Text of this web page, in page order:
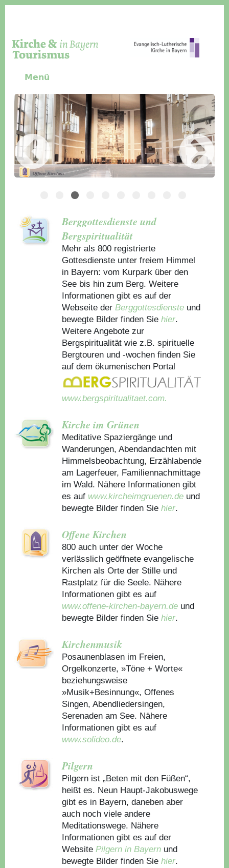
Menü
Slider Icon
Bild
Häuser für Gruppen
Berggottesdienste und
Bergspiritualität
Mehr als 800 registrierte
Gottesdienste unter freiem Himmel
in Bayern: vom Kurpark über den
See bis hin zum Berg. Weitere
Informationen gibt es auf der
Webseite derBerggottesdienste und
bewegte Bilder finden Sie hier.
Weitere Angebote zur
Bergspiritualität wie z.B. spirituelle
Bergtouren und -wochen finden Sie
auf dem ökumenischen Portal
www.bergspiritualitaet.com.
Kirche im Grünen
Meditative Spaziergänge und
Wanderungen, Abendandachten mit
Himmelsbeobachtung, Erzählabende
am Lagerfeuer, Familiennachmittage
im Wald. Nähere Informationen gibt
es auf www.kircheimgruenen.de und
bewegte Bilder finden Sie hier.
Offene Kirchen
800 auch unter der Woche
verlässlich geöffnete evangelische
Kirchen als Orte der Stille und
Rastplatz für die Seele. Nähere
Informationen gibt es auf
www.offene-kirchen-bayern.de und
bewegte Bilder finden Sie hier.
Kirchenmusik
Posaunenblasen im Freien,
Orgelkonzerte, »Töne + Worte«
beziehungsweise
»Musik+Besinnung«, Offenes
Singen, Abendliedersingen,
Serenaden am See. Nähere
Informationen gibt es auf
www.solideo.de.
Pilgern
Pilgern ist „Beten mit den Füßen“,
heißt es. Neun Haupt-Jakobuswege
gibt es in Bayern, daneben aber
auch noch viele andere
Meditationswege. Nähere
Informationen gibt es auf der
WebsitePilgern in Bayern und
bewegte Bilder finden Sie hier.